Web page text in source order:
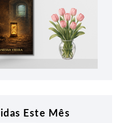
Este Mês